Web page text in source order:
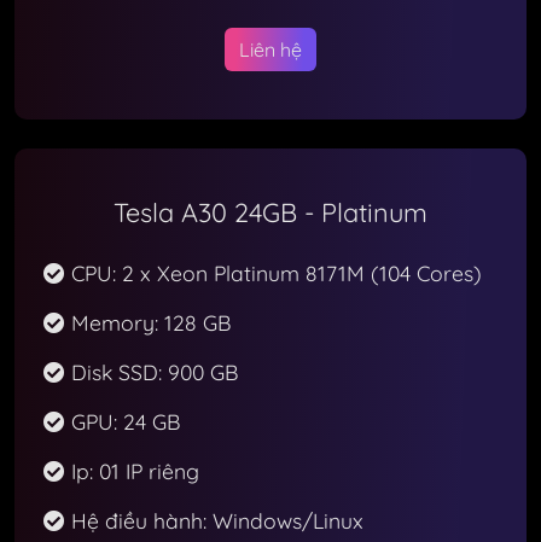
Liên hệ
Tesla A30 24GB - Platinum
CPU: 2 x Xeon Platinum 8171M (104 Cores)
Memory: 128 GB
Disk SSD: 900 GB
GPU: 24 GB
Ip: 01 IP riêng
Hệ điều hành: Windows/Linux